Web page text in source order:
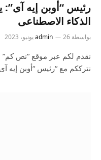
رئيس “أوبن إيه آى”:
الذكاء الاصطناعى
بواسطة admin 26 يونيو، 2023
نقدم لكم عبر موقع “نص كم”
نترككم مع “رئيس “أوبن إيه